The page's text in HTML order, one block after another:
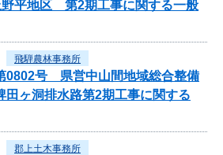
平地区 第2期工事に関する一般
飛騨農林事務所
0802号 県営中山間地域総合整備
ヶ洞排水路第2期工事に関する
郡上土木事務所